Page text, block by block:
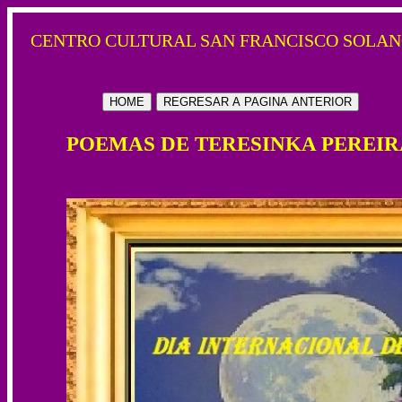
CENTRO CULTURAL SAN FRANCISCO
HOME REGRESAR A PAGINA ANTERIOR
POEMAS DE TERESINKA